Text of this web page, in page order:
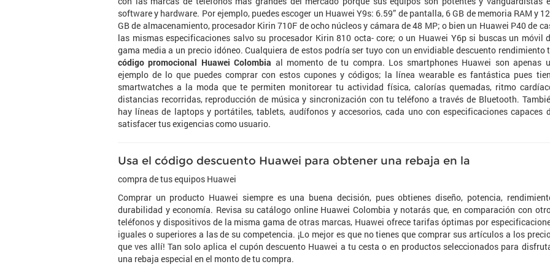
software y hardware. Por ejemplo, puedes escoger un Huawei Y9s: 6.59” de pantalla, 6 GB de memoria RAM y
GB de almacenamiento, procesador Kirin 710F de ocho núcleos y cámara de 48 MP; o bien un Huawei P40 de
las mismas especificaciones salvo su procesador Kirin 810 octa- core; o un Huawei Y6p si buscas un móvil
gama media a un precio idóneo. Cualquiera de estos podría ser tuyo con un envidiable descuento rendimiento
código promocional Huawei Colombia al momento de tu compra. Los smartphones Huawei son apenas
ejemplo de lo que puedes comprar con estos cupones y códigos; la línea wearable es fantástica pues
smartwatches a la moda que te permiten monitorear tu actividad física, calorías quemadas, ritmo
distancias recorridas, reproducción de música y sincronización con tu teléfono a través de Bluetooth.
hay líneas de laptops y portátiles, tablets, audífonos y accesorios, cada uno con especificaciones capaces
satisfacer tus exigencias como usuario.
Usa el código descuento Huawei para obtener una rebaja en la
compra de tus equipos Huawei
Comprar un producto Huawei siempre es una buena decisión, pues obtienes diseño, potencia,
durabilidad y economía. Revisa su catálogo online Huawei Colombia y notarás que, en comparación con
teléfonos y dispositivos de la misma gama de otras marcas, Huawei ofrece tarifas óptimas por
iguales o superiores a las de su competencia. ¡Lo mejor es que no tienes que comprar sus artículos a los
que ves allí! Tan solo aplica el cupón descuento Huawei a tu cesta o en productos seleccionados para
una rebaja especial en el monto de tu compra.